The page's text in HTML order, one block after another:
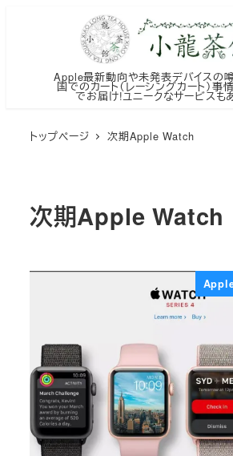
Apple最新動向や未発表デバイスの噂
国でのカート（レーシングカート）事
でお届け!ユニークなサービスも
トップページ 次期Apple Watch
次期Apple Watch